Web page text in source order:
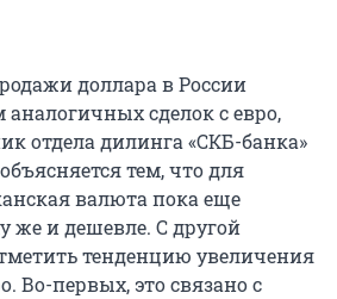
доллара в России
сделок с евро,
отдела дилинга «СКБ-банка»
тем, что для
валюта пока еще
же и дешевле. С другой
тенденцию увеличения
Во-первых, это связано с